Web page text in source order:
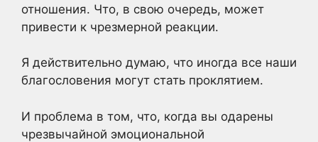
отношения. Что, в свою очередь, может
привести к чрезмерной реакции.
Я действительно думаю, что иногда все наши
благословения могут стать проклятием.
И проблема в том, что, когда вы одарены
чрезвычайной эмоциональной